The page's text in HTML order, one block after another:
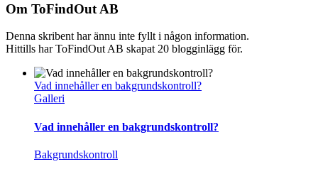
Om ToFindOut AB
Denna skribent har ännu inte fyllt i någon information.
Hittills har ToFindOut AB skapat 20 blogginlägg för.
Vad innehåller en bakgrundskontroll?
Galleri
Vad innehåller en bakgrundskontroll?
Bakgrundskontroll